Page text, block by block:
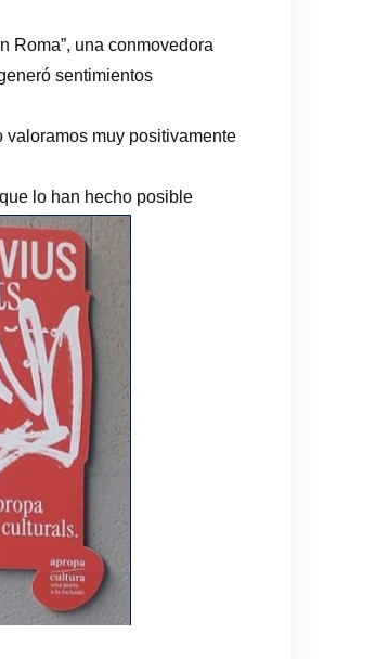
Roma”, una conmovedora
sentimientos
valoramos muy positivamente
lo han hecho posible